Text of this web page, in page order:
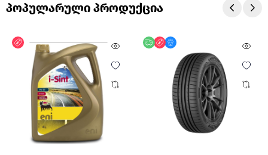
პოპულარული პროდუქცია
ფასდაკლება უფასო მიწოდება
ფასდაკლება